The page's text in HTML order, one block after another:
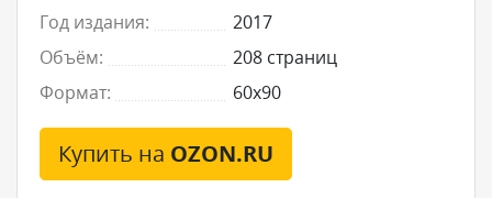
Год издания:
2017
Объём:
208 страниц
Формат:
60x90
Купить на OZON.RU